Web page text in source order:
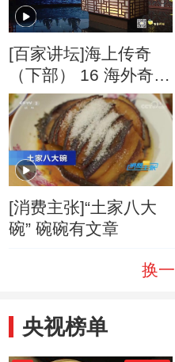
[百家讲坛]海上传奇
（下部） 16 海外奇案
海外奇案的重要意义
[消费主张]“土家八大
碗” 碗碗有文章
换
央视榜单